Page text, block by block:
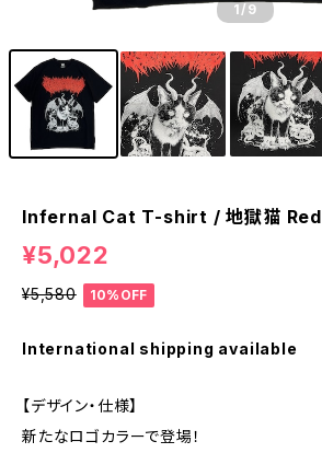
1 /9
Infernal Cat T-shirt / 地獄猫 Red
¥5,022
¥5,580 10%OFF
International shipping available
【デザイン・仕様】
新たなロゴカラーで登場！